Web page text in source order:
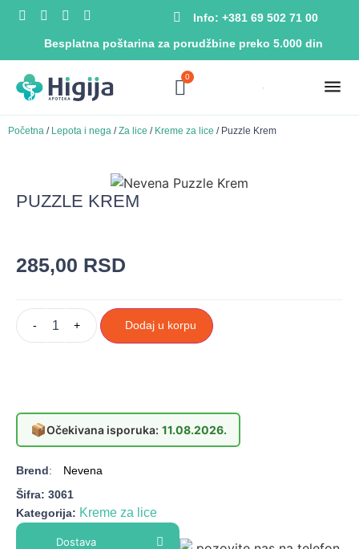
Besplatna poštarina za porudžbine preko 5.000 din
Info: +381 69 502 71 00
0
Početna / Lepota i nega /Za lice / Kreme za lice / Puzzle Krem
PUZZLE KREM
285,00 RSD
- + Dodaj u korpu
📦Očekivana isporuka: 11.08.2026.
Brend:
Nevena
Šifra: 3061
Kategorija: Kreme za lice
Dostava